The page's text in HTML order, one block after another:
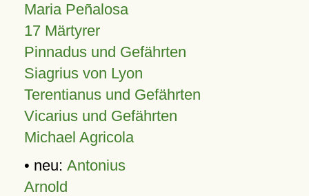
Maria Peñalosa
17 Märtyrer
Pinnadus und Gefährten
Siagrius von Lyon
Terentianus und Gefährten
Vicarius und Gefährten
Michael Agricola
• neu: Antonius
Arnold